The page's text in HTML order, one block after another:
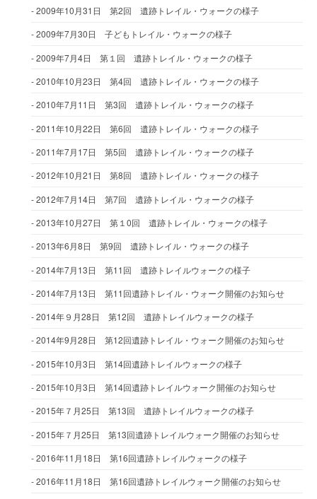
2009年10月31日 第2回 遺跡トレイル・ウォークの様子
2009年7月30日 子どもトレイル・ウォークの様子
2009年7月4日 第１回 遺跡トレイル・ウォークの様子
2010年10月23日 第4回 遺跡トレイル・ウォークの様子
2010年7月11日 第3回 遺跡トレイル・ウォークの様子
2011年10月22日 第6回 遺跡トレイル・ウォークの様子
2011年7月17日 第5回 遺跡トレイル・ウォークの様子
2012年10月21日 第8回 遺跡トレイル・ウォークの様子
2012年7月14日 第7回 遺跡トレイル・ウォークの様子
2013年10月27日 第１0回 遺跡トレイル・ウォークの様子
2013年6月8日 第9回 遺跡トレイル・ウォークの様子
2014年7月13日 第11回 遺跡トレイルウォークの様子
2014年7月13日 第11回遺跡トレイル・ウォーク開催のお知らせ
2014年９月28日 第12回 遺跡トレイルウォークの様子
2014年9月28日 第12回遺跡トレイル・ウォーク開催のお知らせ
2015年10月3日 第14回遺跡トレイルウォークの様子
2015年10月3日 第14回遺跡トレイルウォーク開催のお知らせ
2015年７月25日 第13回 遺跡トレイルウォークの様子
2015年７月25日 第13回遺跡トレイルウォーク開催のお知らせ
2016年11月18日 第16回遺跡トレイルウォークの様子
2016年11月18日 第16回遺跡トレイルウォーク開催のお知らせ